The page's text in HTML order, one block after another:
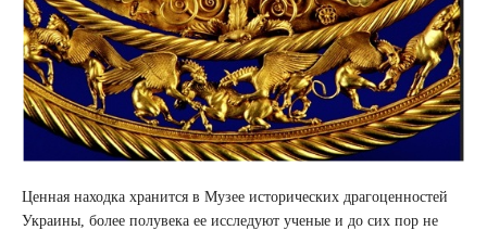
Ценная находка хранится в Музее исторических драгоценностей
Украины, более полувека ее исследуют ученые и до сих пор не